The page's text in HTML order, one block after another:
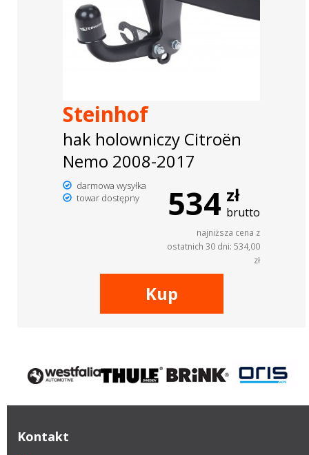
Steinhof
hak holowniczy Citroën
Nemo 2008-2017
darmowa wysyłka
towar dostępny
534 zł
brutto
najniższa cena z
ostatnich 30 dni: 534,00
zł
Kup
Kontakt